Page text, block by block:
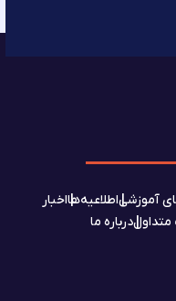
آموزشیاطلاعیه‌هااخبار
متداولدرباره ما